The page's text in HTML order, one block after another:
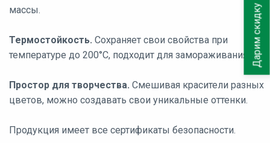
массы.
Термостойкость. Сохраняет свои свойства при
температуре до 200°C, подходит для замораживания.
Простор для творчества. Смешивая красители разных
цветов, можно создавать свои уникальные оттенки.
Продукция имеет все сертификаты безопасности.
Дарим скидку 10%